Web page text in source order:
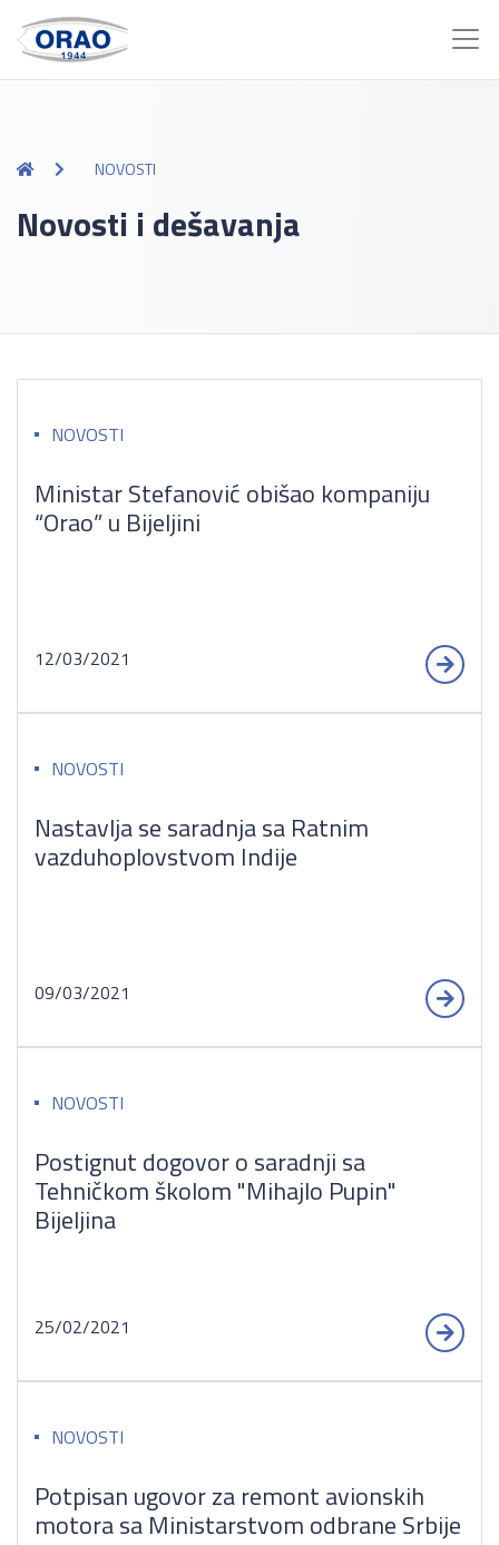
NOVOSTI
Novosti i dešavanja
NOVOSTI
Ministar Stefanović obišao kompaniju
“Orao” u Bijeljini
12/03/2021
NOVOSTI
Nastavlja se saradnja sa Ratnim
vazduhoplovstvom Indije
09/03/2021
NOVOSTI
Postignut dogovor o saradnji sa
Tehničkom školom "Mihajlo Pupin"
Bijeljina
25/02/2021
NOVOSTI
Potpisan ugovor za remont avionskih
motora sa Ministarstvom odbrane Srbije